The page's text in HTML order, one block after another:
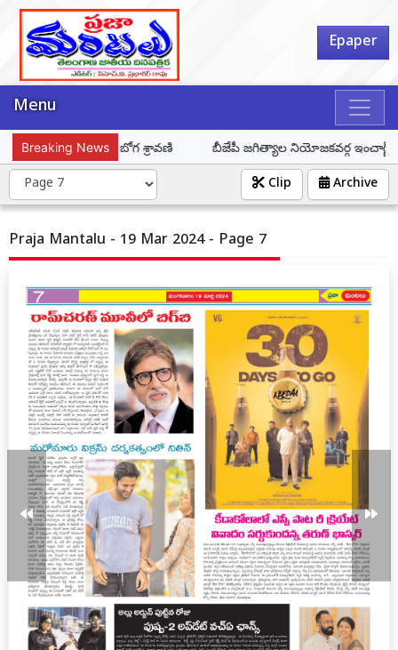
Epaper
Menu
Breaking News
సన్మానించిన డా. బోగ శ్రావణి బీజేపీ జగిత్యాల నియోజకవర్గ ఇంచార్జ్
Archive
Clip
Praja Mantalu - 19 Mar 2024 - Page 7